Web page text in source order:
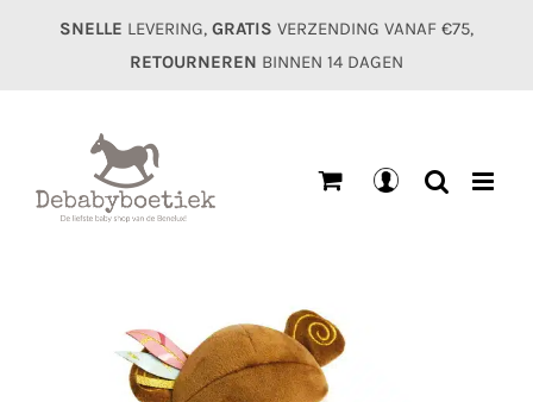
SNELLE LEVERING, GRATIS VERZENDING VANAF €75,
RETOURNEREN BINNEN 14 DAGEN